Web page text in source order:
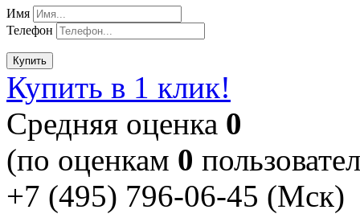
Имя
Телефон
Купить
Купить в 1 клик!
Cредняя оценка 0
(по оценкам 0
+7 (495) 796-06-45 (Мск)